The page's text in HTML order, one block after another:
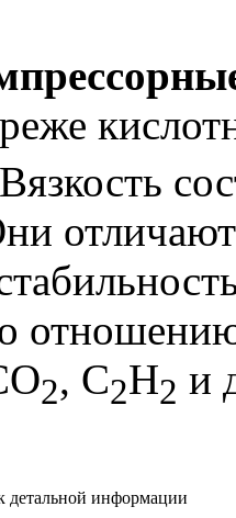
2, С2Н2 и
детальной информации